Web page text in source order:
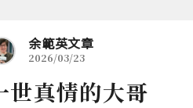
余範英文章
2026/03/23
世真情的大哥